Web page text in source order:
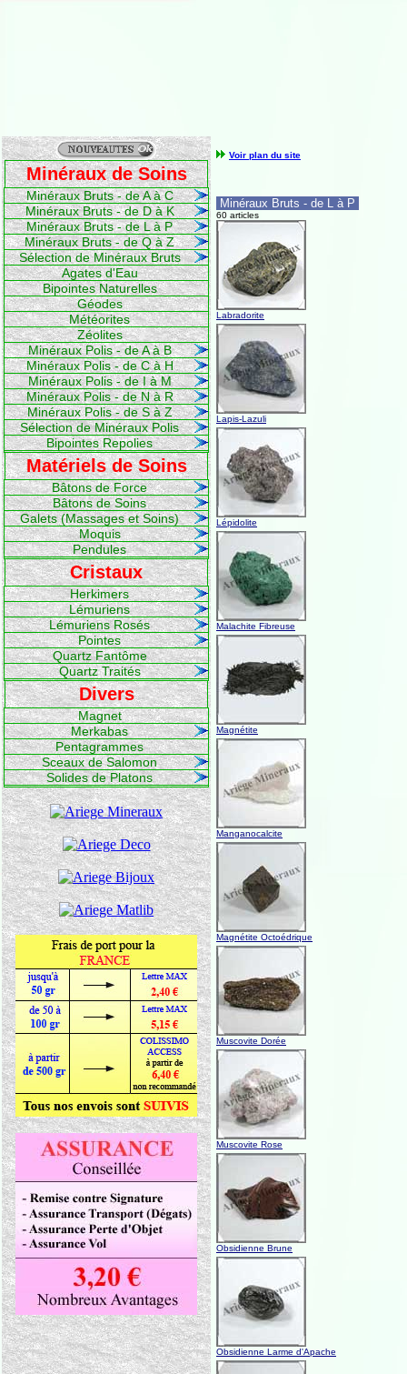
Minéraux de Soins
Minéraux Bruts - de A à C
Minéraux Bruts - de D à K
Minéraux Bruts - de L à P
Minéraux Bruts - de Q à Z
Sélection de Minéraux Bruts
Agates d'Eau
Bipointes Naturelles
Géodes
Météorites
Zéolites
Minéraux Polis - de A à B
Minéraux Polis - de C à H
Minéraux Polis - de I à M
Minéraux Polis - de N à R
Minéraux Polis - de S à Z
Sélection de Minéraux Polis
Bipointes Repolies
Matériels de Soins
Bâtons de Force
Bâtons de Soins
Galets (Massages et Soins)
Moquis
Pendules
Cristaux
Herkimers
Lémuriens
Lémuriens Rosés
Pointes
Quartz Fantôme
Quartz Traités
Divers
Magnet
Merkabas
Pentagrammes
Sceaux de Salomon
Solides de Platons
Voir plan du site
Minéraux Bruts - de L à P
60 articles
Labradorite
Lapis-Lazuli
Lépidolite
Malachite Fibreuse
Magnétite
Manganocalcite
Magnétite Octoédrique
Muscovite Dorée
Muscovite Rose
Obsidienne Brune
Obsidienne Larme d'Apache